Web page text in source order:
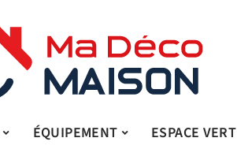
ÉQUIPEMENT ESPACE VERT